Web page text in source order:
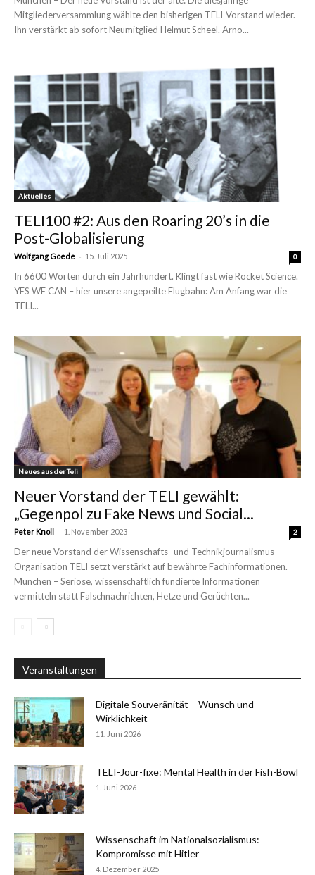
Mitgliederversammlung wählte den bisherigen TELI-Vorstand wieder.
Ihn verstärkt ab sofort Neumitglied Helmut Scheel. Arno...
Aktuelles
TELI100 #2: Aus den Roaring 20’s in die
Post-Globalisierung
Wolfgang Goede - 15. Juli 2025 0
In 6600 Worten durch ein Jahrhundert. Klingt fast wie Rocket Science.
YES WE CAN – hier unsere angepeilte Flugbahn: Am Anfang war die
TELI...
Neues aus der Teli
Neuer Vorstand der TELI gewählt:
„Gegenpol zu Fake News und Social...
Peter Knoll - 1. November 2023 2
Der neue Vorstand der Wissenschafts- und Technikjournalismus-
Organisation TELI setzt verstärkt auf bewährte Fachinformationen.
München – Seriöse, wissenschaftlich fundierte Informationen
vermitteln statt Falschnachrichten, Hetze und Gerüchten...
Veranstaltungen
Digitale Souveränität – Wunsch und
Wirklichkeit
11. Juni 2026
TELI-Jour-fixe: Mental Health in der Fish-Bowl
1. Juni 2026
Wissenschaft im Nationalsozialismus:
Kompromisse mit Hitler
4. Dezember 2025